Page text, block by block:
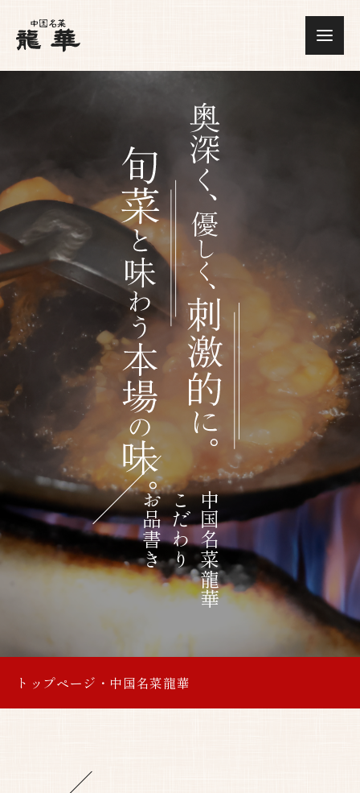
奥
深
く、
優
し
く、
刺
激
的
に、
旬
菜
と
味
わ
う
中国名菜龍華
こだわり
お品書き
トップページ ・ 中国名菜龍華